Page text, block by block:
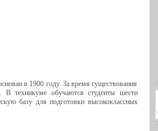
в 1900 году. За время существования
В техникуме обучаются студенты шести
базу для подготовки высококлассных